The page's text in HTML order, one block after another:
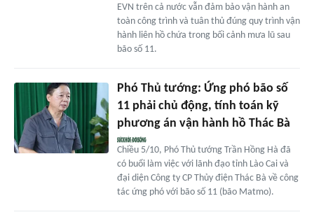
EVN trên cả nước vẫn đảm bảo vận hành an
toàn công trình và tuân thủ đúng quy trình vận
hành liên hồ chứa trong bối cảnh mưa lũ sau
bão số 11.
Phó Thủ tướng: Ứng phó bão số
11 phải chủ động, tính toán kỹ
phương án vận hành hồ Thác Bà
Chiều 5/10, Phó Thủ tướng Trần Hồng Hà đã
có buổi làm việc với lãnh đạo tỉnh Lào Cai và
đại diện Công ty CP Thủy điện Thác Bà về công
tác ứng phó với bão số 11 (bão Matmo).